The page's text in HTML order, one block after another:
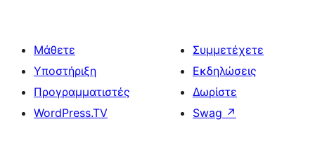
Μάθετε
Υποστήριξη
Προγραμματιστές
WordPress.TV
Συμμετέχετε
Εκδηλώσεις
Δωρίστε
Swag ↗